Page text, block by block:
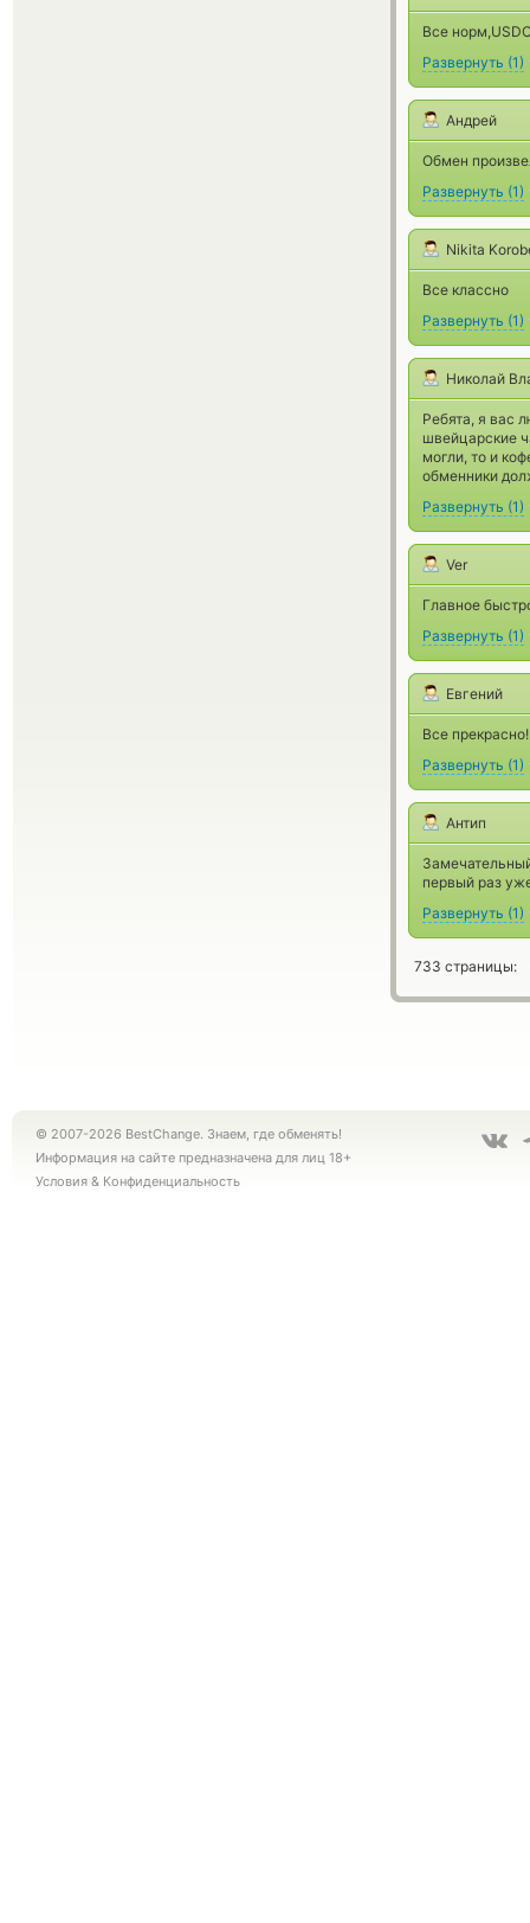
Все
Развернуть (1)
Андрей
Обмен
Развернуть (1)
Nikita
Все классно
Развернуть (1)
Николай
Ребята, я вас
швейцарские
могли, то и
обменники
Развернуть (1)
Ver
Главное
Развернуть (1)
Евгений
Все
Развернуть (1)
Антип
первый раз
Развернуть (1)
733 страницы:
© 2007-2026 BestChange. Знаем, где обменять!
Информация на сайте предназначена для лиц 18+
Условия & Конфиденциальность